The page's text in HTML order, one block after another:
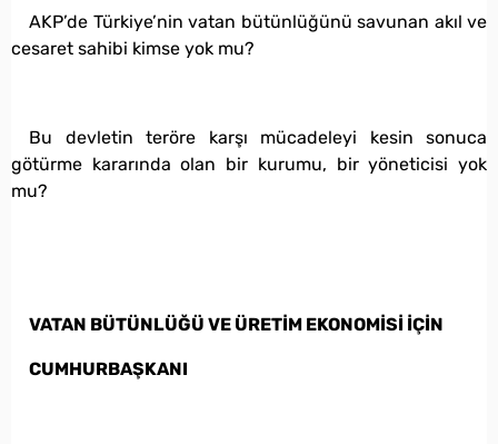
AKP’de Türkiye’nin vatan bütünlüğünü savunan akıl ve
cesaret sahibi kimse yok mu?
Bu devletin teröre karşı mücadeleyi kesin sonuca
götürme kararında olan bir kurumu, bir yöneticisi yok
mu?
VATAN BÜTÜNLÜĞÜ VE ÜRETİM EKONOMİSİ İÇİN
CUMHURBAŞKANI